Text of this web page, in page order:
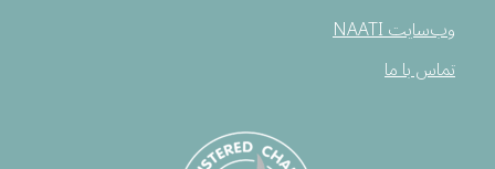
وب‌سایت NAATI
تماس با ما